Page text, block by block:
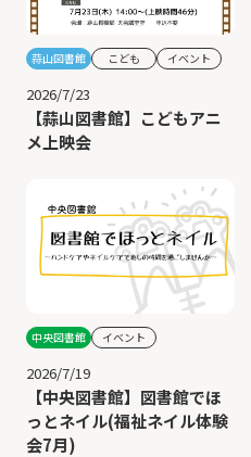
蒜山図書館 こども イベント
2026/7/23
【蒜山図書館】こどもアニ
メ上映会
中央図書館 イベント
2026/7/19
【中央図書館】図書館でほ
っとネイル(福祉ネイル体験
会7月)